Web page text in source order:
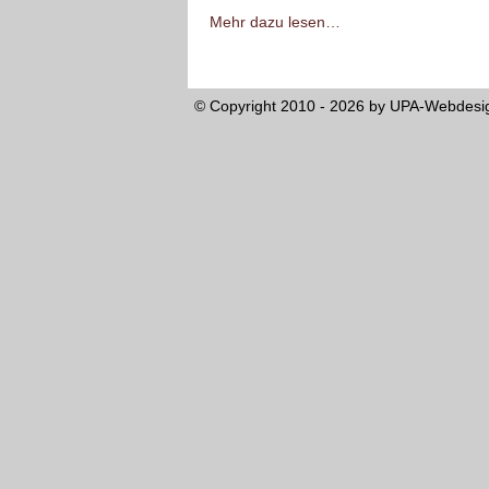
Mehr dazu lesen…
© Copyright 2010 - 2026 by UPA-